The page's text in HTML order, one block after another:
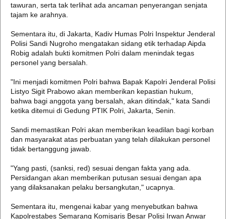
tawuran, serta tak terlihat ada ancaman penyerangan senjata
tajam ke arahnya.
Sementara itu, di Jakarta, Kadiv Humas Polri Inspektur Jenderal
Polisi Sandi Nugroho mengatakan sidang etik terhadap Aipda
Robig adalah bukti komitmen Polri dalam menindak tegas
personel yang bersalah.
"Ini menjadi komitmen Polri bahwa Bapak Kapolri Jenderal Polisi
Listyo Sigit Prabowo akan memberikan kepastian hukum,
bahwa bagi anggota yang bersalah, akan ditindak," kata Sandi
ketika ditemui di Gedung PTIK Polri, Jakarta, Senin.
Sandi memastikan Polri akan memberikan keadilan bagi korban
dan masyarakat atas perbuatan yang telah dilakukan personel
tidak bertanggung jawab.
"Yang pasti, (sanksi, red) sesuai dengan fakta yang ada.
Persidangan akan memberikan putusan sesuai dengan apa
yang dilaksanakan pelaku bersangkutan," ucapnya.
Sementara itu, mengenai kabar yang menyebutkan bahwa
Kapolrestabes Semarang Komisaris Besar Polisi Irwan Anwar